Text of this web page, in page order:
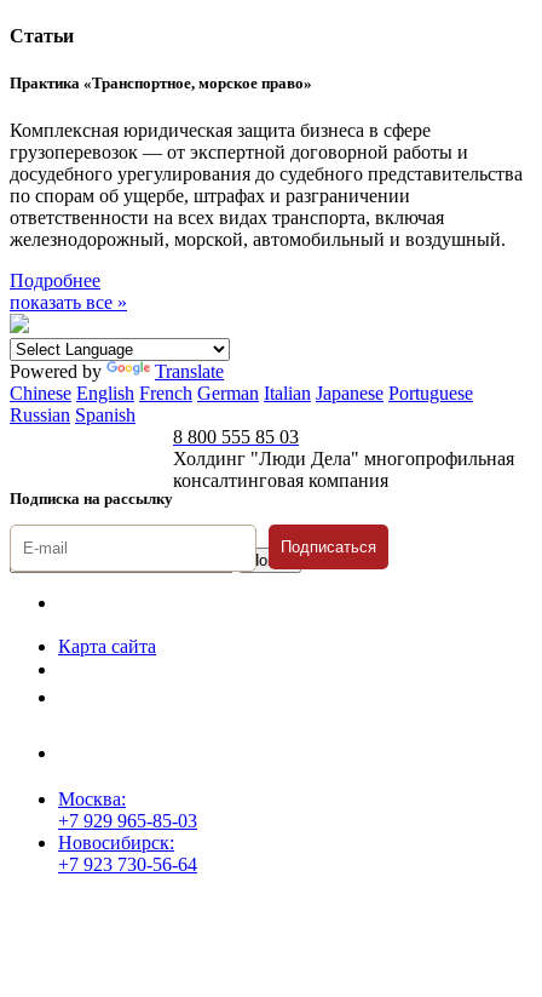
Статьи
Практика «Транспортное, морское право»
Комплексная юридическая защита бизнеса в сфере
грузоперевозок — от экспертной договорной работы и
досудебного урегулирования до судебного представительства
по спорам об ущербе, штрафах и разграничении
ответственности на всех видах транспорта, включая
железнодорожный, морской, автомобильный и воздушный.
Подробнее
показать все »
Powered by
Translate
Chinese English French German Italian Japanese Portuguese
Russian Spanish
Подписка на рассылку
8 800 555 85 03
Холдинг "Люди Дела" многопрофильная
консалтинговая компания
Подписаться
Карта сайта
Москва:
+7 929 965-85-03
Новосибирск:
+7 923 730-56-64